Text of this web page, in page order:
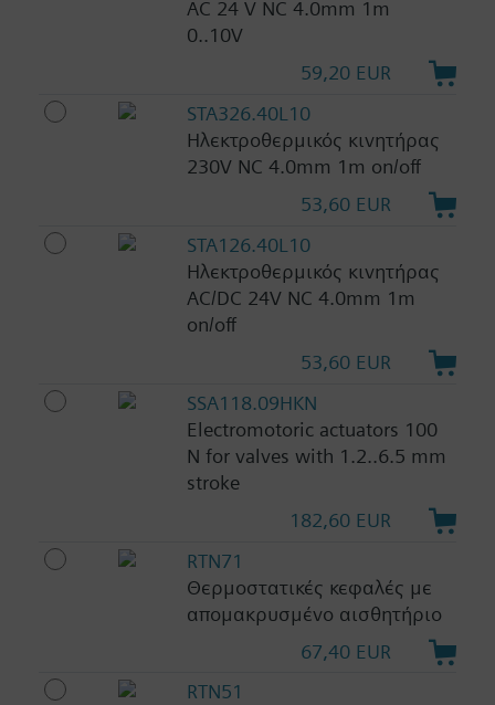
AC 24 V NC 4.0mm 1m
0..10V
59,20 EUR
STA326.40L10
Ηλεκτροθερμικός κινητήρας
230V NC 4.0mm 1m on/off
53,60 EUR
STA126.40L10
Ηλεκτροθερμικός κινητήρας
AC/DC 24V NC 4.0mm 1m
on/off
53,60 EUR
SSA118.09HKN
Electromotoric actuators 100
N for valves with 1.2..6.5 mm
stroke
182,60 EUR
RTN71
Θερμοστατικές κεφαλές με
απομακρυσμένο αισθητήριο
67,40 EUR
RTN51